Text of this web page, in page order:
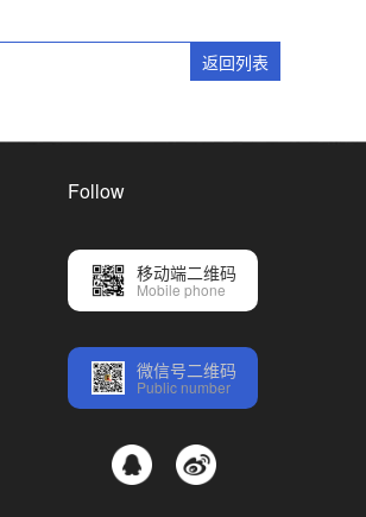
返回列表
Follow
移动端二维码
Mobile phone
微信号二维码
Public number